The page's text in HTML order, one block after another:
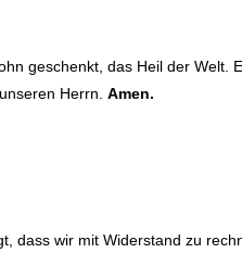
geschenkt, das Heil der Welt.
Herrn. Amen.
dass wir mit Widerstand zu